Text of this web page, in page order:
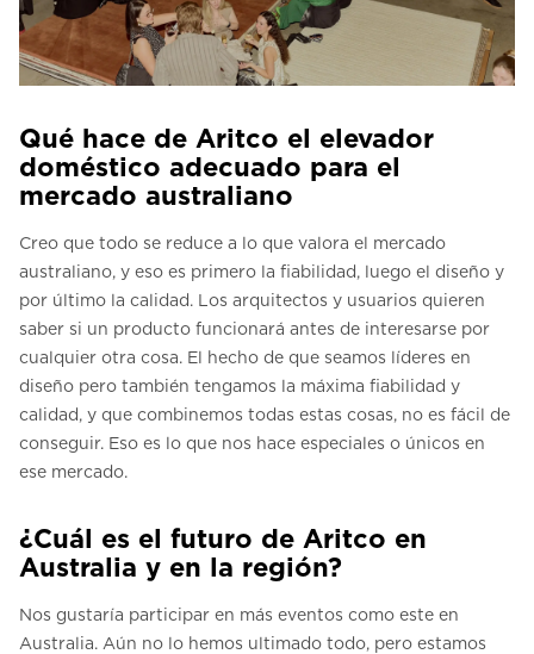
Qué hace de Aritco el elevador
doméstico adecuado para el
mercado australiano
Creo que todo se reduce a lo que valora el mercado
australiano, y eso es primero la fiabilidad, luego el diseño y
por último la calidad. Los arquitectos y usuarios quieren
saber si un producto funcionará antes de interesarse por
cualquier otra cosa. El hecho de que seamos líderes en
diseño pero también tengamos la máxima fiabilidad y
calidad, y que combinemos todas estas cosas, no es fácil de
conseguir. Eso es lo que nos hace especiales o únicos en
ese mercado.
¿Cuál es el futuro de Aritco en
Australia y en la región?
Nos gustaría participar en más eventos como este en
Australia. Aún no lo hemos ultimado todo, pero estamos